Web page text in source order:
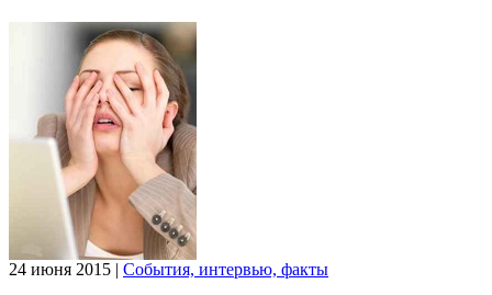
24 июня 2015 | События, интервью, факты